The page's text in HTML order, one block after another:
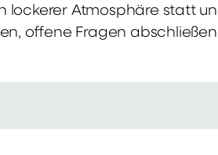
lockerer Atmosphäre statt
offene Fragen